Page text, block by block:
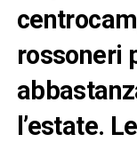
rossoneri
l’estate.